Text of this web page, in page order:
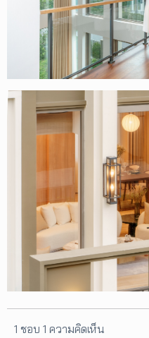
1 ชอบ 1 ความคิดเห็น